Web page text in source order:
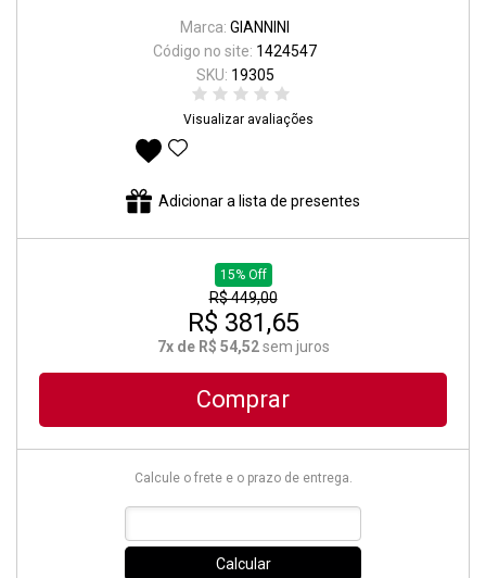
Marca: GIANNINI
Código no site: 1424547
SKU: 19305
Visualizar avaliações
Adicionar a lista de presentes
15% Off
R$ 449,00
R$ 381,65
7x de R$ 54,52 sem juros
Comprar
Calcule o frete e o prazo de entrega.
Calcular